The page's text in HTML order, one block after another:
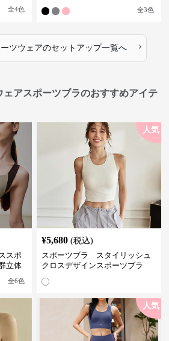
全4色 全3色
ツウェアのセットアップ一覧へ ›
ェアスポーツブラのおすすめアイテ
スポ
立体
全6色
人気
¥5,680 (税込)
スポーツブラ スタイリッシュ
クロスデザインスポーツブラ
人気